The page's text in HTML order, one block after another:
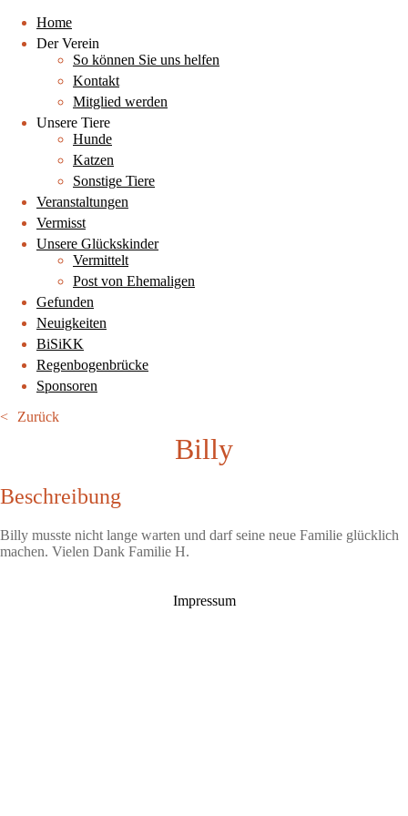
Home
Der Verein
So können Sie uns helfen
Kontakt
Mitglied werden
Unsere Tiere
Hunde
Katzen
Sonstige Tiere
Veranstaltungen
Vermisst
Unsere Glückskinder
Vermittelt
Post von Ehemaligen
Gefunden
Neuigkeiten
BiSiKK
Regenbogenbrücke
Sponsoren
Zurück
Billy
Beschreibung
Billy musste nicht lange warten und darf seine neue Familie glücklich
machen. Vielen Dank Familie H.
Impressum